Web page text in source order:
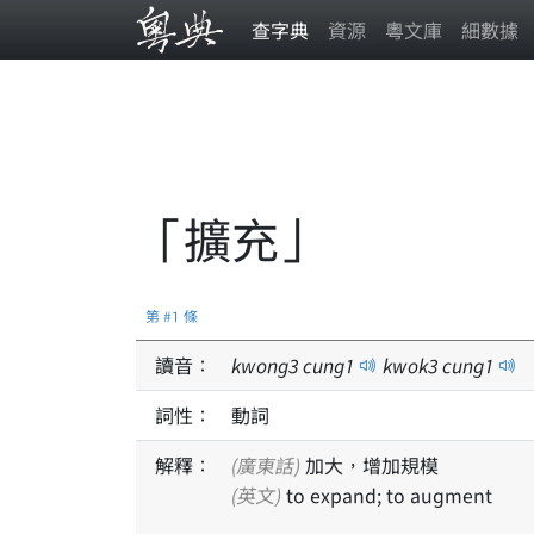
查字典 資源 粵文庫 細數據
「擴充」
第 #1 條
讀音： kwong3cung1 kwok3cung1
詞性：
動詞
解釋：
(廣東話) 加大，增加規模
(英文) to expand; to augment